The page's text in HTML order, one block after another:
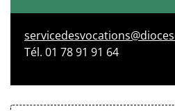
Tél. 01 78 91 91 64